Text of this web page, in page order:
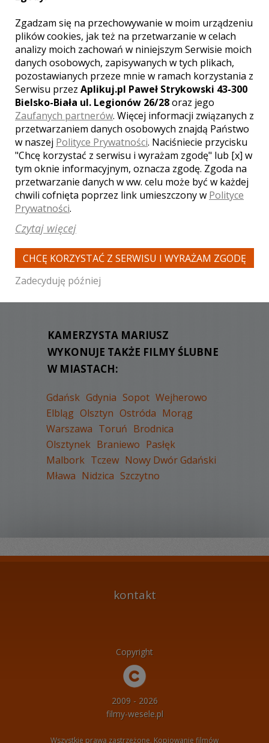
INNE LOSOWE FILMY TEGO
KAMERZYSTY
WYŚWIETLEŃ:2187
KOMENTARZY:1
WYŚWIETLEŃ:2019
KAMERZYSTA MARIUSZ
WYKONUJE TAKŻE FILMY ŚLUBNE
W MIASTACH:
Gdańsk Gdynia Sopot Wejherowo
Elbląg Olsztyn Ostróda Morąg
Warszawa Toruń Brodnica
Olsztynek Braniewo Pasłęk
Malbork Tczew Nowy Dwór Gdański
Mława Nidzica Szczytno
kontakt
Copyright
2009 - 2026
filmy-wesele.pl
Wszystkie prawa zastrzeżone. Kopiowanie filmów
Zgadzam się na przechowywanie w moim urządzeniu
plików cookies, jak też na przetwarzanie w celach
analizy moich zachowań w niniejszym Serwisie moich
danych osobowych, zapisywanych w tych plikach,
pozostawianych przeze mnie w ramach korzystania z
Serwisu przez Aplikuj.pl Paweł Strykowski 43-300
Bielsko-Biała ul. Legionów 26/28oraz jego
Zaufanych partnerów. Więcej informacji związanych z
przetwarzaniem danych osobowych znajdą Państwo
w naszej Polityce Prywatności. Naciśniecie przycisku
"Chcę korzystać z serwisu i wyrażam zgodę" lub [x] w
tym oknie informacyjnym, oznacza zgodę. Zgoda na
przetwarzanie danych w ww. celu może być w każdej
chwili cofnięta poprzez link umieszczony w Polityce
Prywatności.
Czytaj więcej
CHCĘ KORZYSTAĆ Z SERWISU I WYRAŻAM ZGODĘ
Zadecyduję później